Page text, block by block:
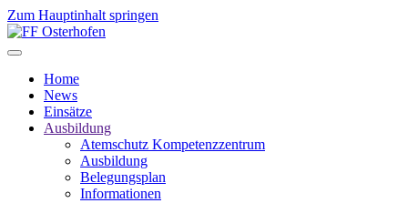
Zum Hauptinhalt springen
Home
News
Einsätze
Ausbildung
Atemschutz Kompetenzzentrum
Ausbildung
Belegungsplan
Informationen